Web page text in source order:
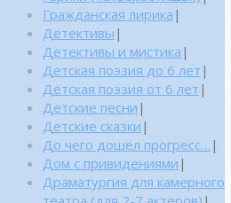
Гражданская лирика |
Детективы |
Детективы и мистика |
Детская поэзия до 6 лет |
Детская поэзия от 6 лет |
Детские песни |
Детские сказки |
До чего дошел прогресс… |
Дом с привидениями |
Драматургия для камерного